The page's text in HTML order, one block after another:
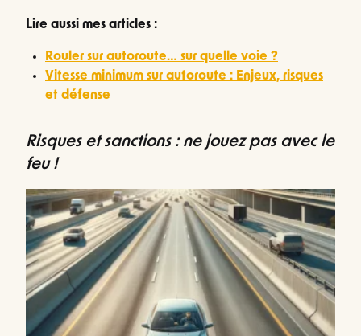
Lire aussi mes articles :
Rouler sur autoroute… sur quelle voie ?
Vitesse minimum sur autoroute : Enjeux, risques
et défense
Risques et sanctions : ne jouez pas avec le
feu !